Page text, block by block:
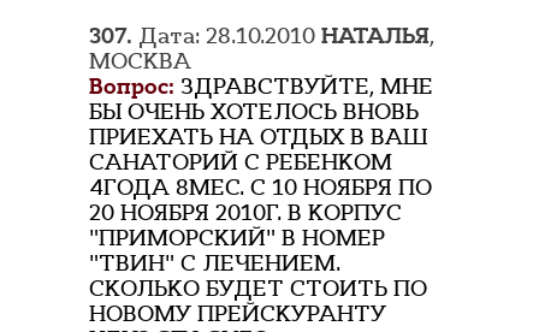
307. Дата: 28.10.2010 НАТАЛЬЯ,
МОСКВА
Вопрос: ЗДРАВСТВУЙТЕ, МНЕ
БЫ ОЧЕНЬ ХОТЕЛОСЬ ВНОВЬ
ПРИЕХАТЬ НА ОТДЫХ В ВАШ
САНАТОРИЙ С РЕБЕНКОМ
4ГОДА 8МЕС. С 10 НОЯБРЯ ПО
20 НОЯБРЯ 2010Г. В КОРПУС
"ПРИМОРСКИЙ" В НОМЕР
"ТВИН" С ЛЕЧЕНИЕМ.
СКОЛЬКО БУДЕТ СТОИТЬ ПО
НОВОМУ ПРЕЙСКУРАНТУ